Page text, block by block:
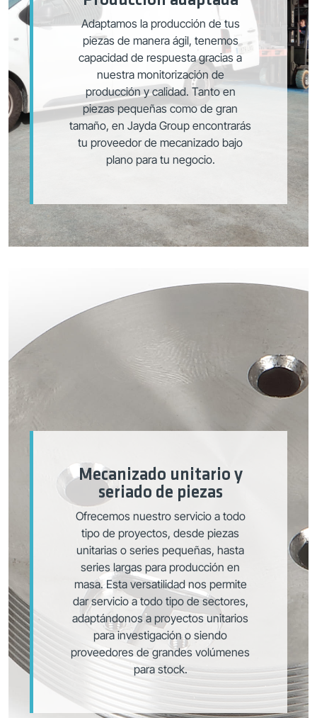
Adaptamos la producción de tus
piezas de manera ágil, tenemos
capacidad de respuesta gracias a
nuestra monitorización de
producción y calidad. Tanto en
piezas pequeñas como de gran
tamaño, en Jayda Group encontrarás
tu proveedor de mecanizado bajo
plano para tu negocio.
Mecanizado unitario y
seriado de piezas
Ofrecemos nuestro servicio a todo
tipo de proyectos, desde piezas
unitarias o series pequeñas, hasta
series largas para producción en
masa. Esta versatilidad nos permite
dar servicio a todo tipo de sectores,
adaptándonos a proyectos unitarios
para investigación o siendo
proveedores de grandes volúmenes
para stock.